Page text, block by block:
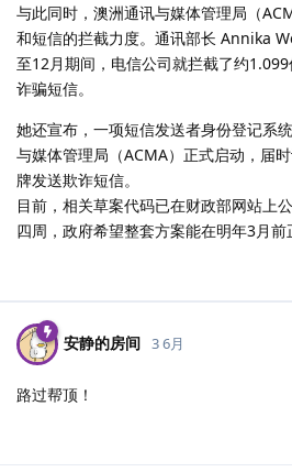
与此同时，澳洲通讯与媒体管理局（
和短信的拦截力度。通讯部长 Annika
至12月期间，电信公司就拦截了约
诈骗短信。
她还宣布，一项短信发送者身份登记系
与媒体管理局（ACMA）正式启动，届
牌发送欺诈短信。
目前，相关草案代码已在财政部网站上
四周，政府希望整套方案能在明年3月前
安静的房间 3 6月
路过帮顶！